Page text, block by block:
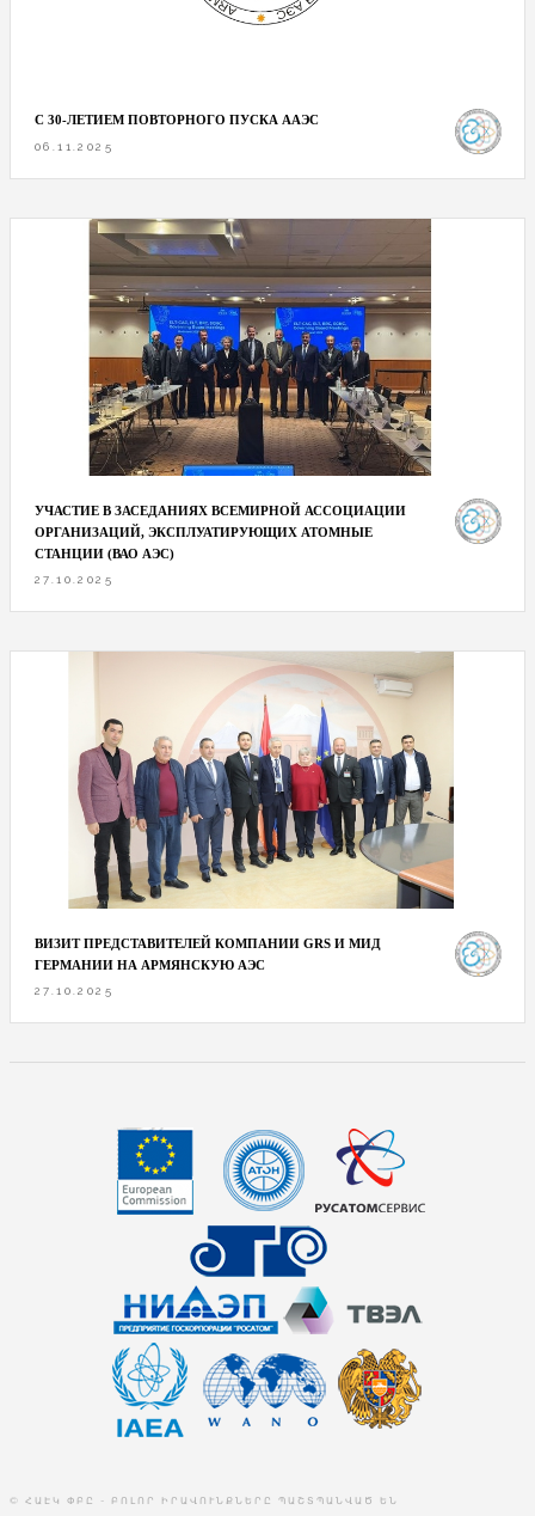
С 30-ЛЕТИЕМ ПОВТОРНОГО ПУСКА ААЭС
06.11.2025
УЧАСТИЕ В ЗАСЕДАНИЯХ ВСЕМИРНОЙ АССОЦИАЦИИ
ОРГАНИЗАЦИЙ, ЭКСПЛУАТИРУЮЩИХ АТОМНЫЕ
СТАНЦИИ (ВАО АЭС)
27.10.2025
ВИЗИТ ПРЕДСТАВИТЕЛЕЙ КОМПАНИИ GRS И МИД
ГЕРМАНИИ НА АРМЯНСКУЮ АЭС
27.10.2025
© ՀԱԷԿ ՓԲԸ - ԲՈԼՈՐ ԻՐԱՎՈՒՆՔՆԵՐԸ ՊԱՇՏՊԱՆՎԱԾ ԵՆ